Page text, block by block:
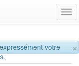
×
votre